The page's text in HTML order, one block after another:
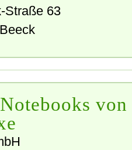
Straße 63
von